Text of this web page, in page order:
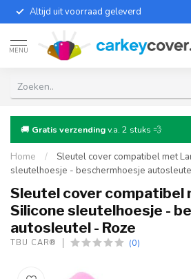
Altijd uit voorraad geleverd
MENU
🚚 Gratis verzendingv.a. 2 stuks 💨
Home /
Sleutel cover compatibel met
sleutelhoesje - beschermhoesje
Sleutel cover compatibel
Silicone sleutelhoesje -
autosleutel - Roze
TBU CAR® (0)